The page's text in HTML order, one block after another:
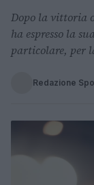
Dopo la vittoria
ha espresso la
particolare, per
Redazione